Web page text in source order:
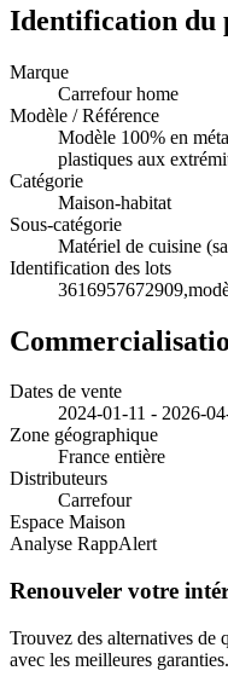
Identification du
Marque
Carrefour home
Modèle / Référence
Modèle 100% en
plastiques aux
Catégorie
Maison-habitat
Sous-catégorie
Matériel de cuisine
Identification des lots
Dates de vente
2024-01-11 - 2026-
Zone géographique
France entière
Distributeurs
Carrefour
Espace Maison
Analyse RappAlert
Renouveler votre
Trouvez des alternatives de
avec les meilleures garanties.